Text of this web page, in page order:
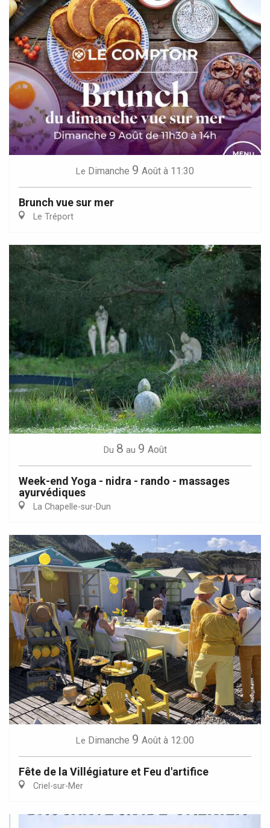
Le Dimanche 9 Août à 11:30
Brunch vue sur mer
Le Tréport
Du 8 au 9 Août
Week-end Yoga - nidra - rando - massages
ayurvédiques
La Chapelle-sur-Dun
Le Dimanche 9 Août à 12:00
Fête de la Villégiature et Feu d'artifice
Criel-sur-Mer